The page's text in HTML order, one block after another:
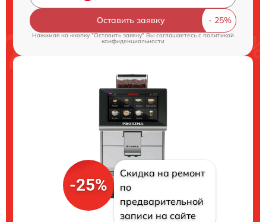
Оставить заявку
Нажимая на кнопку "Оставить заявку" Вы соглашаетесь cполитикой
конфиденциальности
-25%
Скидка на ремонт
по
предварительной
записи на сайте